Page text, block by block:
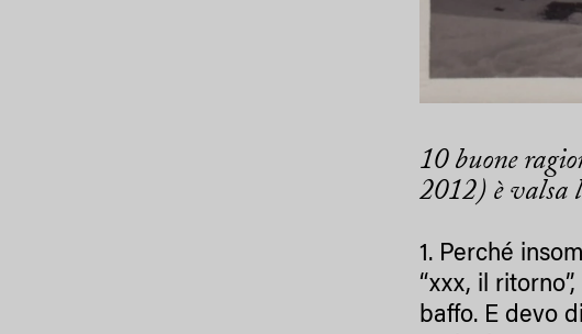
10 buone
2012) è valsa
1. Perché
“xxx, il
baffo. E devo